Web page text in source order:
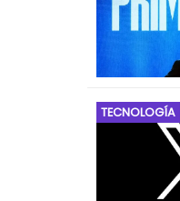
TECNOLOGÍA